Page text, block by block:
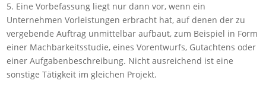
5. Eine Vorbefassung liegt nur dann vor, wenn ein
Unternehmen Vorleistungen erbracht hat, auf denen der zu
vergebende Auftrag unmittelbar aufbaut, zum Beispiel in Form
einer Machbarkeitsstudie, eines Vorentwurfs, Gutachtens oder
einer Aufgabenbeschreibung. Nicht ausreichend ist eine
sonstige Tätigkeit im gleichen Projekt.